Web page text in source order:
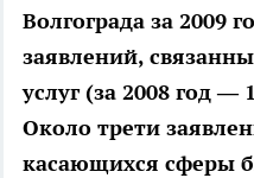
Волгограда за 2009
заявлений,
услуг (за 2008 год
Около трети
касающихся сферы